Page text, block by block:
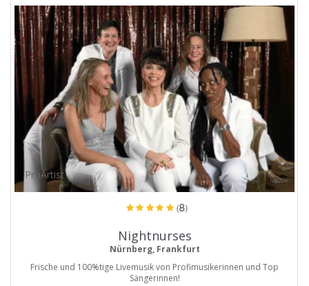
ProArtist
(8)
Nightnurses
Nürnberg, Frankfurt
Frische und 100%tige Livemusik von Profimusikerinnen und Top
Sängerinnen!